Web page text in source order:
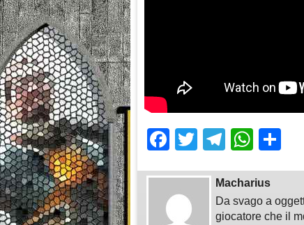
Facebook
Twitter
Macharius
Da svago a
giocatore che il